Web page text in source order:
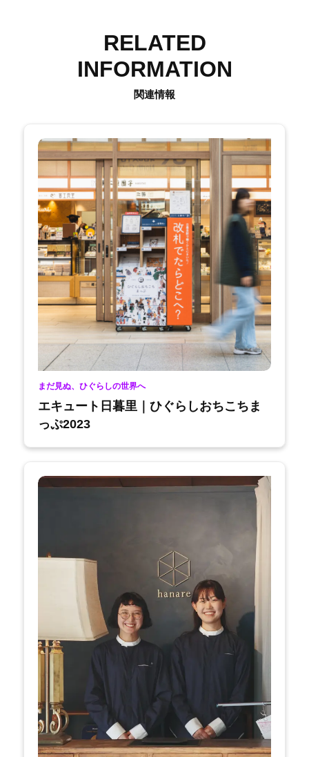
RELATED
INFORMATION
関連情報
まだ見ぬ、ひぐらしの世界へ
エキュート日暮里｜ひぐらしおちこちま
っぷ2023